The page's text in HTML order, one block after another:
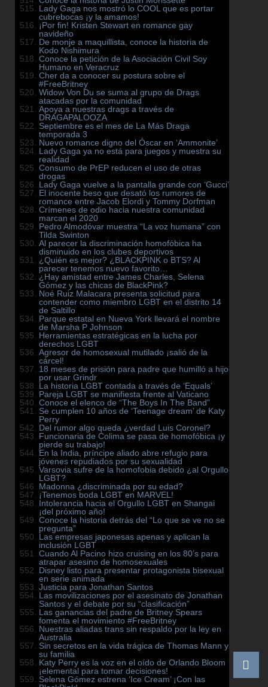
Lady Gaga nos mostró lo COOL que es portar
cubrebocas ¡y la amamos!
¡Por fin! Kristen Stewart en romance gay
navideño
De monje a maquillista, conoce la historia de
Kodo Nishimura
Conoce la petición de la Asociación Civil Soy
Humano en Veracruz
Cher da a conocer su postura sobre el
#FreeBritney
Widow Von Du se suma al grupo de Drags
atacadas por la comunidad
Apoya a nuestras drags a través de
DRAGAPALOOZA
Septiembre es el mes de La Más Draga
temporada 3
Nuevo romance digno del Óscar en ‘Ammonite’
Lady Gaga ya no está para juegos y muestra su
realidad
Consumo de PrEP reducen el uso de otras
drogas
Lady Gaga vuelve a la pantalla grande con ‘Gucci’
El inocente beso que desató los rumores de
romance entre Jacob Elordi y Tommy Dorfman
Crímenes de odio hacia nuestra comunidad
marcan el 2020
Pedro Almodóvar muestra “La voz humana” con
Tilda Swinton
Al parecer la discriminación homofóbica ha
disminuido en los clubes deportivos
¿Quién es mejor? ¿BLACKPINK o BTS? Al
parecer tenemos nuevo favorito…
¿Hay amistad entre James Charles, Selena
Gómez y las chicas de BlackPink?
Noé Ruiz Malacara presenta solicitud para
contender como miembro LGBT en el distrito 14
de Saltillo
Parque estatal en Nueva York llevará el nombre
de Marsha P Johnson
Herramientas estratégicas en la lucha por
derechos LGBT
Agresor de homosexual mutilado ¡salió de la
cárcel!
18 meses de prisión para padre que humilló a hijo
por usar Grindr
La historia LGBT contada a través de ‘Equals’
Pareja LGBT se manifiesta frente al Vaticano
Conoce el elenco de “The Boys In The Band”
Se cumplen 10 años de ‘Teenage dream’ de Katy
Perry
Del rumor algo queda ¿verdad Luis Coronel?
Funcionaria de Colima se pasa de homofóbica ¡y
pierde su trabajo!
En la India, príncipe aliado abre refugio para
jóvenes repudiados por su sexualidad
Varsovia sufre de la homofobia debido ¿al Orgullo
LGBT?
Madonna ¿discriminada por su edad?
¡Tenemos boda LGBT en MARVEL!
Intolerancia hacia el Orgullo LGBT en Shangai
¡del próximo año!
Conoce la historia detrás del “Lo que se ve no se
pregunta”
Las empresas japonesas apenas y aplican la
inclusión LGBT
Cuando Al Pacino hizo cruising en los 80’s para
atrapar asesino de homosexuales
Disney listo para presentar protagonista bisexual
en serie animada
Justicia para Jonathan Santos
Las movilizaciones por el asesinato de Jonathan
Santos y el debate por su “clasificación”
Las ganancias del padre de Britney Spears
fomenta el movimiento #FreeBritney
Nuestras aliadas trans sin respaldo por la ley en
Australia
Sin secretos en la vida trágica de Thomas Mann y
su familia
Katy Perry es la voz en el oído de Orlando Bloom
¡elemental para tomar decisiones!
Selena Gómez estrena ‘Ice Cream’ ¡Con las